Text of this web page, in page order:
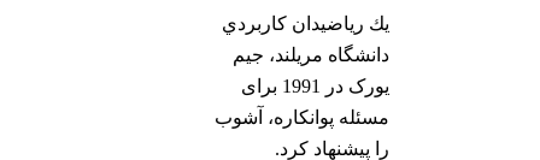
يك رياضيدان كاربردي
دانشگاه مریلند، جیم
یورک در 1991 برای
مسئله پوانکاره، آشوب
را پيشنهاد کرد.